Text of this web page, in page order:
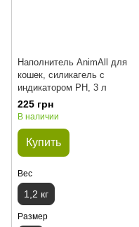
Наполнитель AnimAll для
кошек, силикагель с
индикатором PH, 3 л
225 грн
В наличии
Купить
Вес
1,2 кг
Размер